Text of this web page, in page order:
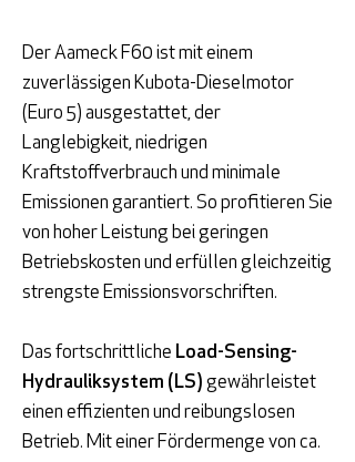
Der Aameck F60 ist mit einem
zuverlässigen Kubota-Dieselmotor
(Euro 5) ausgestattet, der
Langlebigkeit, niedrigen
Kraftstoffverbrauch und minimale
Emissionen garantiert. So profitieren Sie
von hoher Leistung bei geringen
Betriebskosten und erfüllen gleichzeitig
strengste Emissionsvorschriften.
Das fortschrittliche Load-Sensing-
Hydrauliksystem (LS) gewährleistet
einen effizienten und reibungslosen
Betrieb. Mit einer Fördermenge von ca.